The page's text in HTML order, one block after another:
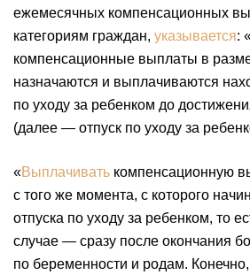
ежемесячных компенсационных
категориям граждан, указывается:
компенсационные выплаты в
назначаются и выплачиваются
по уходу за ребенком до
(далее — отпуск по уходу за
«Выплачивать компенсационную
с того же момента, с которого
отпуска по уходу за ребенком, то
случае — сразу после окончания
по беременности и родам.